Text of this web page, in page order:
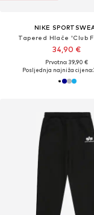
NIKE
Tapered Hlače 'Club
34,90 €
Prvotno: 39,90 €
Posljednja najniža cijena: